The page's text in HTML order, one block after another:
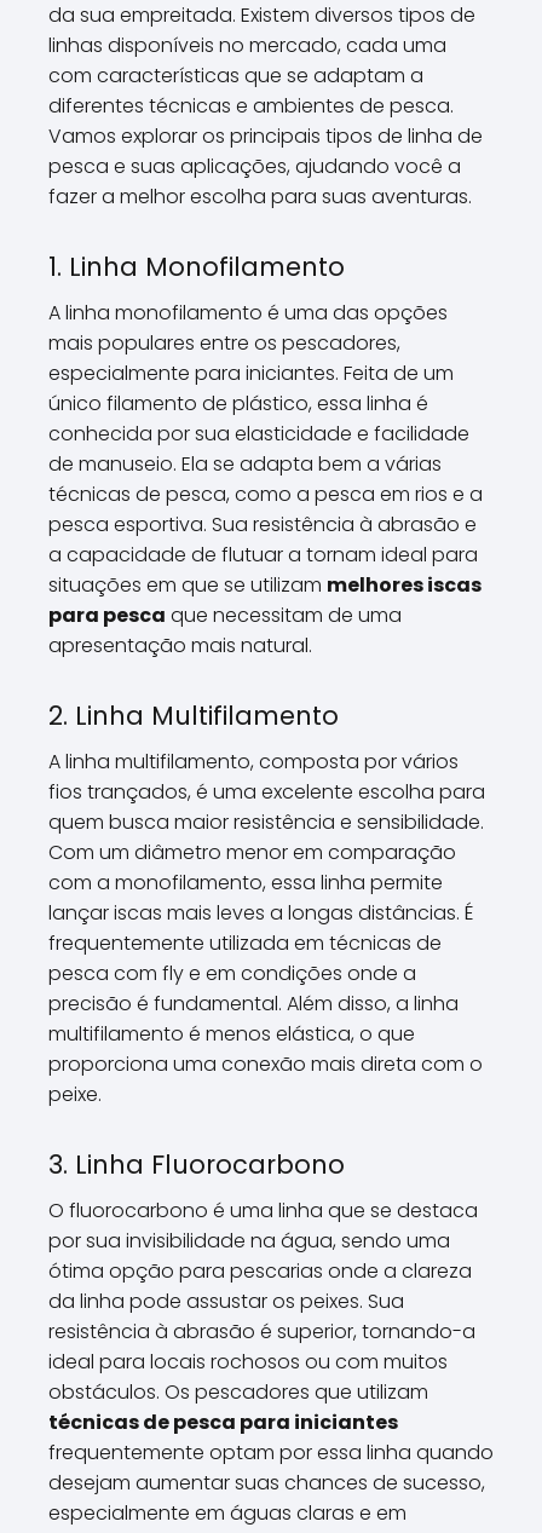
da sua empreitada. Existem diversos tipos de
linhas disponíveis no mercado, cada uma
com características que se adaptam a
diferentes técnicas e ambientes de pesca.
Vamos explorar os principais tipos de linha de
pesca e suas aplicações, ajudando você a
fazer a melhor escolha para suas aventuras.
1. Linha Monofilamento
A linha monofilamento é uma das opções
mais populares entre os pescadores,
especialmente para iniciantes. Feita de um
único filamento de plástico, essa linha é
conhecida por sua elasticidade e facilidade
de manuseio. Ela se adapta bem a várias
técnicas de pesca, como a pesca em rios e a
pesca esportiva. Sua resistência à abrasão e
a capacidade de flutuar a tornam ideal para
situações em que se utilizam melhores iscas
para pesca que necessitam de uma
apresentação mais natural.
2. Linha Multifilamento
A linha multifilamento, composta por vários
fios trançados, é uma excelente escolha para
quem busca maior resistência e sensibilidade.
Com um diâmetro menor em comparação
com a monofilamento, essa linha permite
lançar iscas mais leves a longas distâncias. É
frequentemente utilizada em técnicas de
pesca com fly e em condições onde a
precisão é fundamental. Além disso, a linha
multifilamento é menos elástica, o que
proporciona uma conexão mais direta com o
peixe.
3. Linha Fluorocarbono
O fluorocarbono é uma linha que se destaca
por sua invisibilidade na água, sendo uma
ótima opção para pescarias onde a clareza
da linha pode assustar os peixes. Sua
resistência à abrasão é superior, tornando-a
ideal para locais rochosos ou com muitos
obstáculos. Os pescadores que utilizam
técnicas de pesca para iniciantes
frequentemente optam por essa linha quando
desejam aumentar suas chances de sucesso,
especialmente em águas claras e em